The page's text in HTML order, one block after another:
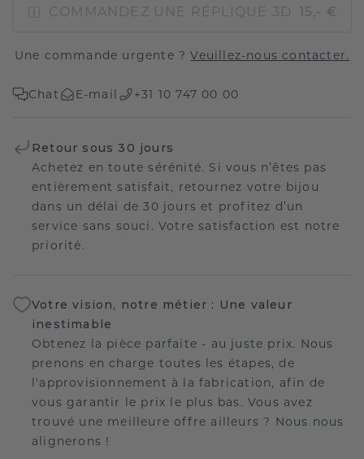
COMMANDEZ UNE RÉPLIQUE 3D 15,- €
Une commande urgente ?Veuillez-nous contacter.
Chat E-mail +31 10 747 00 00
Retour sous 30 jours
Achetez en toute sérénité. Si vous n’êtes pas
entièrement satisfait, retournez votre bijou
dans un délai de 30 jours et profitez d’un
service sans souci. Votre satisfaction est notre
priorité.
Votre vision, notre métier : Une valeur
inestimable
Obtenez la pièce parfaite - au juste prix. Nous
prenons en charge toutes les étapes, de
l'approvisionnement à la fabrication, afin de
vous garantir le prix le plus bas. Vous avez
trouvé une meilleure offre ailleurs ? Nous nous
alignerons !